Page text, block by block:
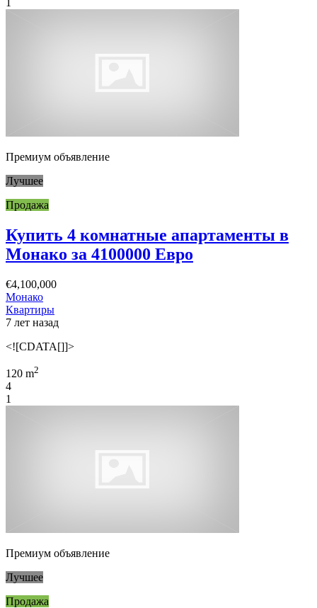
Премиум объявление
Лучшее
Продажа
Купить 4 комнатные апартаменты в
Монако за 4100000 Евро
€4,100,000
Монако
Квартиры
7 лет назад
<![CDATA[]]>
120 m2
4
1
Премиум объявление
Лучшее
Продажа